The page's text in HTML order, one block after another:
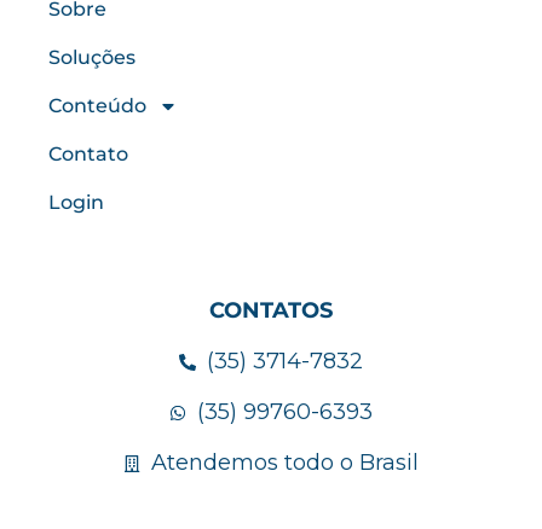
Sobre
Soluções
Conteúdo
Contato
Login
CONTATOS
(35) 3714-7832
(35) 99760-6393
Atendemos todo o Brasil